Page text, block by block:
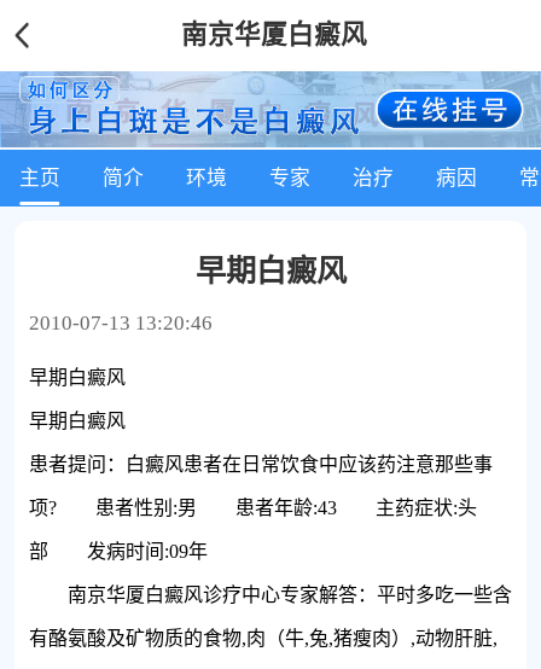
南京华厦白癜风
主页 简介 环境 专家 治疗 病因
早期白癜风
2010-07-13 13:20:46
早期白癜风
早期白癜风
患者提问：白癜风患者在日常饮食中应该药注意那些事
项? 患者性别:男 患者年龄:43 主药症状:头
部 发病时间:09年
南京华厦白癜风诊疗中心专家解答：平时多吃一些含
有酪氨酸及矿物质的食物,肉（牛,兔,猪瘦肉）,动物肝脏,